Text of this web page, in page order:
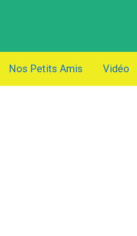
Nos Petits Amis Vidéo